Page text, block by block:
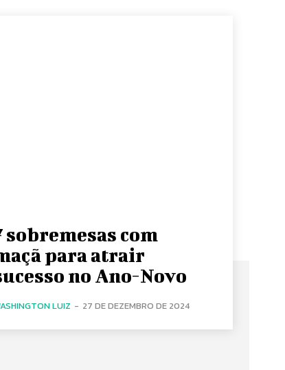
sobremesas com
para atrair
no Ano-Novo
LUIZ - 27 DE DEZEMBRO DE 2024